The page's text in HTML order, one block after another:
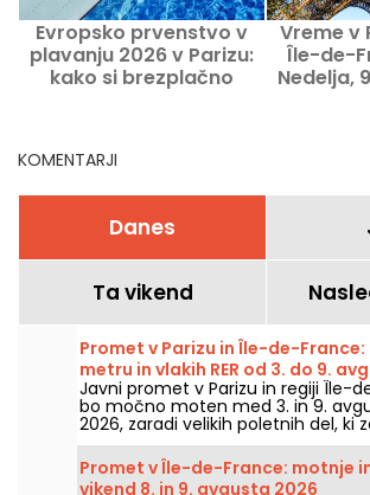
Evropsko prvenstvo v
plavanju 2026 v Parizu:
kako si brezplačno
Vreme v
Île-de-
Nedelja,
KOMENTARJI
Danes
Ta vikend
Promet v Parizu in Île-de-
metru in vlakih RER od 3. do 9.
2026
Javni promet v Parizu in regiji Île-
bo močno moten med 3. in 9.
2026, zaradi velikih poletnih del, ki
močno prizadenejo nekatere linije,
navedbah RATP in SNCF.
Promet v Île-de-France: motnje
vikend 8. in 9. avgusta 2026